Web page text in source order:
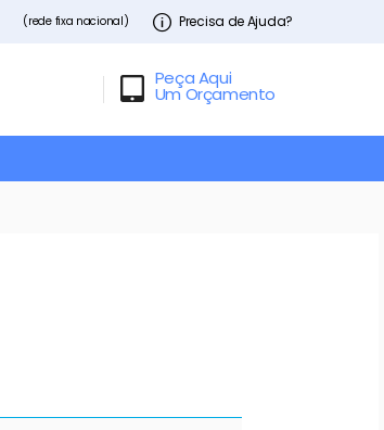
(rede fixa nacional) Precisa de Ajuda?
Peça Aqui
Um Orçamento